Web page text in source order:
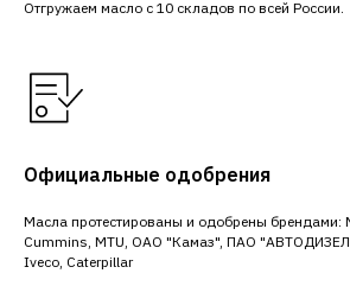
Отгружаем масло с 10 складов по всей России.
Официальные одобрения
Масла протестированы и одобрены брендами:
Cummins, MTU, ОАО "Камаз", ПАО
Iveco, Caterpillar